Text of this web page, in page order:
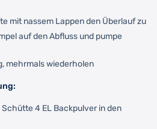
mit nassem Lappen den Überlauf zu
auf den Abfluss und pumpe
mehrmals wiederholen
Schütte 4 EL Backpulver in den